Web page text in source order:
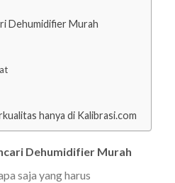
Dehumidifier Murah
hanya di Kalibrasi.com
Dehumidifier Murah
saja yang harus